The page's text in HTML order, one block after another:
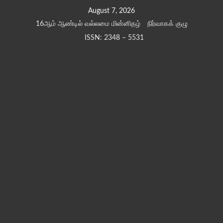
August 7, 2026
16ஆம் ஆண்டில் வல்லமை மின்னிதழ்
நிர்வாகக் குழு
ISSN: 2348 – 5531